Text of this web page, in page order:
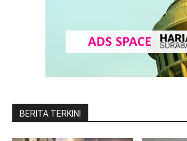
BERITA TERKINI